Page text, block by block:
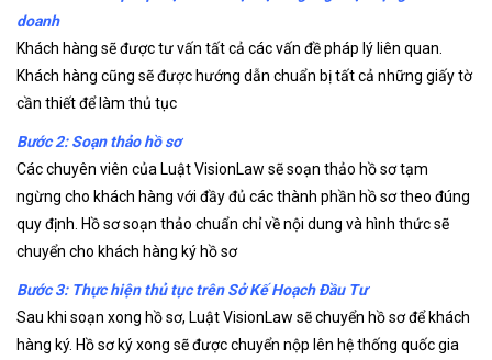
doanh
Khách hàng sẽ được tư vấn tất cả các vấn đề pháp lý liên quan.
Khách hàng cũng sẽ được hướng dẫn chuẩn bị tất cả những giấy tờ
cần thiết để làm thủ tục
Bước 2: Soạn thảo hồ sơ
Các chuyên viên của Luật VisionLaw sẽ soạn thảo hồ sơ tạm
ngừng cho khách hàng với đầy đủ các thành phần hồ sơ theo đúng
quy định. Hồ sơ soạn thảo chuẩn chỉ về nội dung và hình thức sẽ
chuyển cho khách hàng ký hồ sơ
Bước 3: Thực hiện thủ tục trên Sở Kế Hoạch Đầu Tư
Sau khi soạn xong hồ sơ, Luật VisionLaw sẽ chuyển hồ sơ để khách
hàng ký. Hồ sơ ký xong sẽ được chuyển nộp lên hệ thống quốc gia